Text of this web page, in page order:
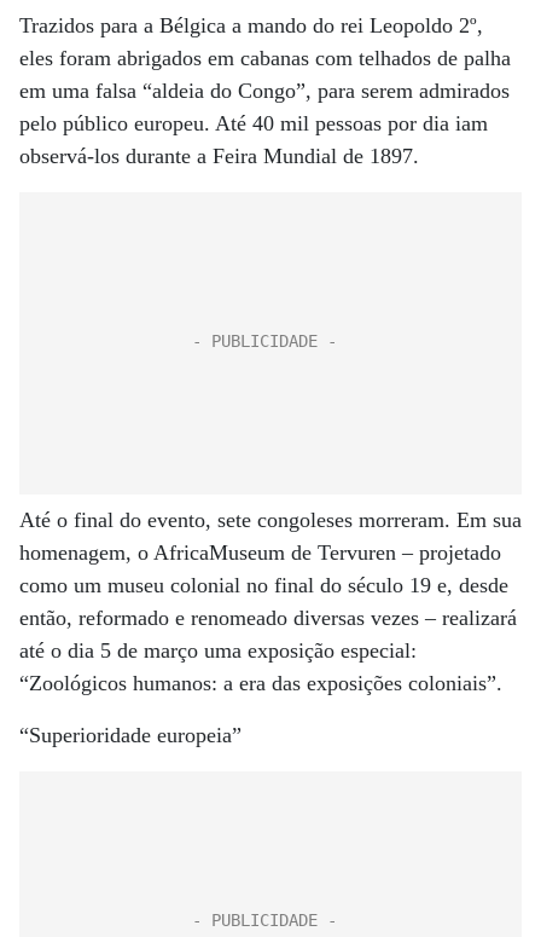
Trazidos para a Bélgica a mando do rei Leopoldo 2º,
eles foram abrigados em cabanas com telhados de palha
em uma falsa “aldeia do Congo”, para serem admirados
pelo público europeu. Até 40 mil pessoas por dia iam
observá-los durante a Feira Mundial de 1897.
Até o final do evento, sete congoleses morreram. Em sua
homenagem, o AfricaMuseum de Tervuren – projetado
como um museu colonial no final do século 19 e, desde
então, reformado e renomeado diversas vezes – realizará
até o dia 5 de março uma exposição especial:
“Zoológicos humanos: a era das exposições coloniais”.
“Superioridade europeia”